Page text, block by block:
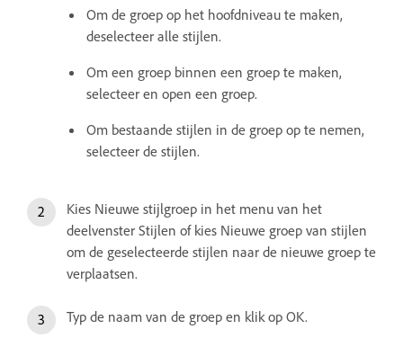
Om de groep op het hoofdniveau te maken,
deselecteer alle stijlen.
Om een groep binnen een groep te maken,
selecteer en open een groep.
Om bestaande stijlen in de groep op te nemen,
selecteer de stijlen.
Kies Nieuwe stijlgroep in het menu van het
deelvenster Stijlen of kies Nieuwe groep van stijlen
om de geselecteerde stijlen naar de nieuwe groep te
verplaatsen.
Typ de naam van de groep en klik op OK.